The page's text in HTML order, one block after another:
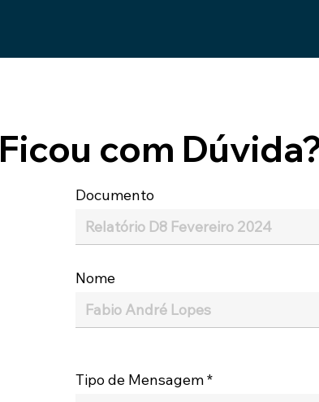
Ficou com
Documento
Nome
Tipo de Mensagem